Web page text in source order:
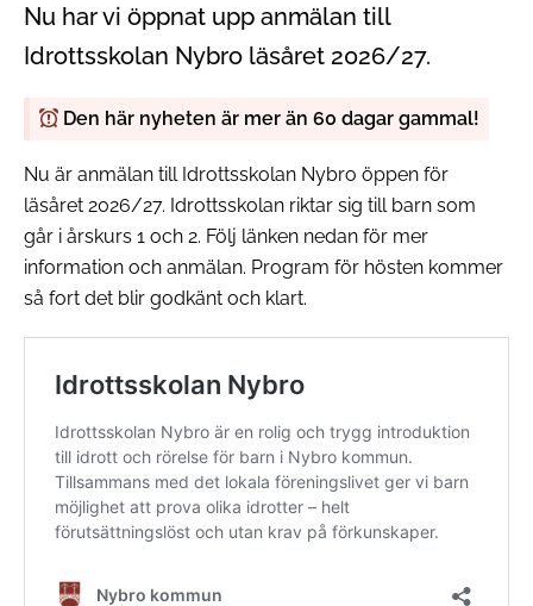
Nu har vi öppnat upp anmälan till
Idrottsskolan Nybro läsåret 2026/27.
Den här nyheten är mer än 60 dagar gammal!
Nu är anmälan till Idrottsskolan Nybro öppen för
läsåret 2026/27. Idrottsskolan riktar sig till barn som
går i årskurs 1 och 2. Följ länken nedan för mer
information och anmälan. Program för hösten kommer
så fort det blir godkänt och klart.